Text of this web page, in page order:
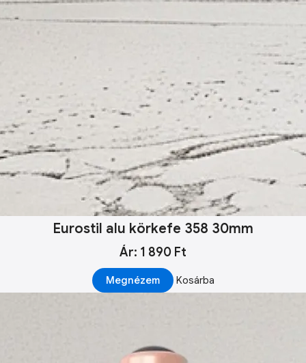
Eurostil alu körkefe 358 30mm
Ár: 1 890 Ft
Megnézem Kosárba